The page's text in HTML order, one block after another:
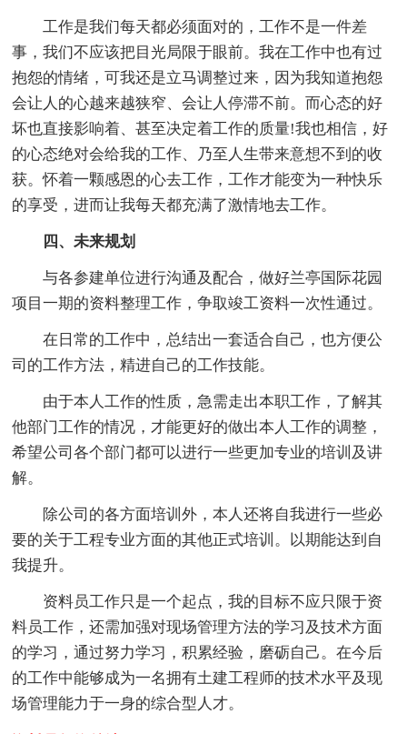
工作是我们每天都必须面对的，工作不是一件差
事，我们不应该把目光局限于眼前。我在工作中也有过
抱怨的情绪，可我还是立马调整过来，因为我知道抱怨
会让人的心越来越狭窄、会让人停滞不前。而心态的好
坏也直接影响着、甚至决定着工作的质量!我也相信，好
的心态绝对会给我的工作、乃至人生带来意想不到的收
获。怀着一颗感恩的心去工作，工作才能变为一种快乐
的享受，进而让我每天都充满了激情地去工作。
四、未来规划
与各参建单位进行沟通及配合，做好兰亭国际花园
项目一期的资料整理工作，争取竣工资料一次性通过。
在日常的工作中，总结出一套适合自己，也方便公
司的工作方法，精进自己的工作技能。
由于本人工作的性质，急需走出本职工作，了解其
他部门工作的情况，才能更好的做出本人工作的调整，
希望公司各个部门都可以进行一些更加专业的培训及讲
解。
除公司的各方面培训外，本人还将自我进行一些必
要的关于工程专业方面的其他正式培训。以期能达到自
我提升。
资料员工作只是一个起点，我的目标不应只限于资
料员工作，还需加强对现场管理方法的学习及技术方面
的学习，通过努力学习，积累经验，磨砺自己。在今后
的工作中能够成为一名拥有土建工程师的技术水平及现
场管理能力于一身的综合型人才。